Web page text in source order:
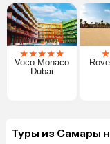
★★★★★
Voco Monaco
Dubai
★
Туры из Самары